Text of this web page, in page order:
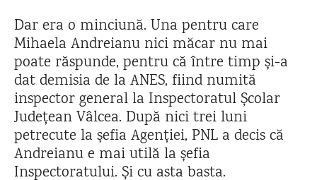
Dar era o minciună. Una pentru care
Mihaela Andreianu nici măcar nu mai
poate răspunde, pentru că între timp și-a
dat demisia de la ANES, fiind numită
inspector general la Inspectoratul Școlar
Județean Vâlcea. După nici trei luni
petrecute la șefia Agenției, PNL a decis că
Andreianu e mai utilă la șefia
Inspectoratului. Și cu asta basta.